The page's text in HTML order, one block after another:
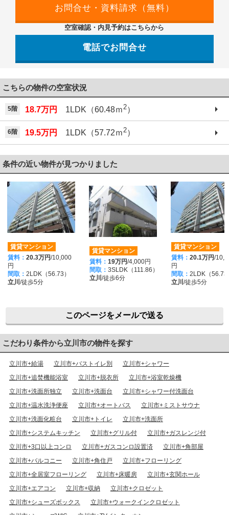
空室確認・内見予約はこちらから
電話でお問合せ
こちらの物件の空室状況
5階 18.7万円 1LDK（60.48ｍ2）
6階 19.5万円 1LDK（57.72ｍ2）
条件の近い物件が見つかりました
賃貸マンション
賃料： 20.3万円/10,000
円
間取： 2LDK（56.73）
立川 /徒歩5分
賃貸マンション
賃料： 19万円/4,000円
間取： 3SLDK（111.86）
立川 /徒歩6分
賃貸マンション
賃料： 20.1万円/
円
間取： 2LDK（56.73
立川 /徒歩5分
このページをメールで送る
こだわり条件から立川市の物件を探す
立川市+給湯 立川市+バストイレ別
立川市+シャワー
立川市+追焚機能浴室
立川市+脱衣所
立川市+浴室乾燥機
立川市+洗面所独立
立川市+洗面台
立川市+シャワー付洗面台
立川市+温水洗浄便座
立川市+オートバス
立川市+ミストサウナ
立川市+洗面化粧台
立川市+トイレ
立川市+洗面所
立川市+システムキッチン
立川市+グリル付
立川市+ガスレンジ付
立川市+3口以上コンロ
立川市+ガスコンロ設置済
立川市+角部屋
立川市+バルコニー
立川市+角住戸
立川市+フローリング
立川市+全居室フローリング
立川市+床暖房
立川市+玄関ホール
立川市+エアコン
立川市+収納
立川市+クロゼット
立川市+シューズボックス
立川市+ウォークインクロゼット